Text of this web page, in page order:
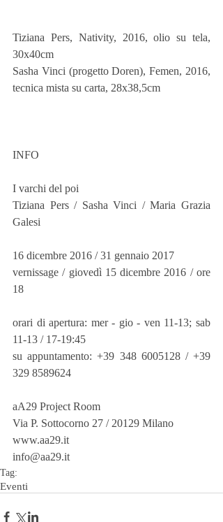
Tiziana Pers, Nativity, 2016, olio su tela,
30x40cm
Sasha Vinci (progetto Doren), Femen, 2016,
tecnica mista su carta, 28x38,5cm
INFO
I varchi del poi
Tiziana Pers / Sasha Vinci / Maria Grazia
Galesi
16 dicembre 2016 / 31 gennaio 2017
vernissage / giovedì 15 dicembre 2016 / ore
18
orari di apertura: mer - gio - ven 11-13; sab
11-13 / 17-19:45
su appuntamento: +39 348 6005128 / +39
329 8589624
aA29 Project Room
Via P. Sottocorno 27 / 20129 Milano
www.aa29.it
info@aa29.it
Tag:
Eventi